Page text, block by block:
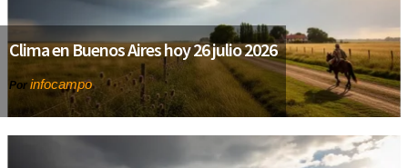
Clima en Buenos Aires hoy 26 julio 2026
Por infocampo